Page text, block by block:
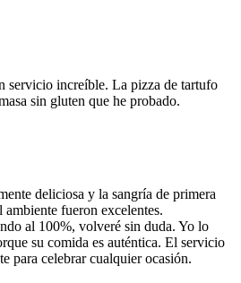
servicio increíble. La pizza de tartufo
sin gluten que he probado.
deliciosa y la sangría de primera
fueron excelentes.
al 100%, volveré sin duda. Yo lo
su comida es auténtica. El servicio
para celebrar cualquier ocasión.